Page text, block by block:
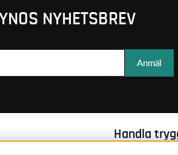
NYHETSBREV
Anmäl
Handla